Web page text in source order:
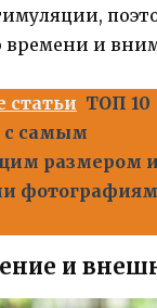
времени и
статьи ТОП 10
с самым
размером и
и